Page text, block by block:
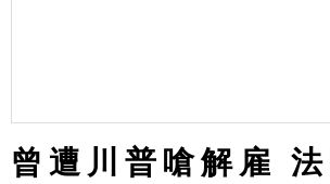
曾遭川普嗆解雇